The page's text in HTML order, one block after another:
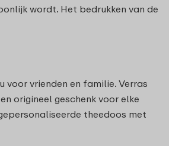
wordt. Het bedrukken van de
vrienden en familie. Verras
origineel geschenk voor elke
theedoos met